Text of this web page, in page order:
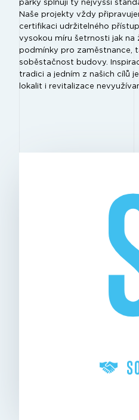
parky splňují ty nejvyšší
Naše projekty vždy
certifikaci udržitelného
vysokou míru šetrnosti jak
podmínky pro zaměstnance,
soběstačnost budovy.
tradici a jedním z našich cílů
lokalit i revitalizace